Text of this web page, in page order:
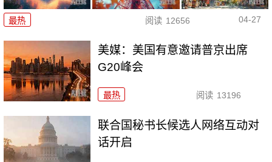
最热 阅读 12656 04-27
美媒：美国有意邀请普京出席
G20峰会
最热 阅读 13196
联合国秘书长候选人网络互动对
话开启